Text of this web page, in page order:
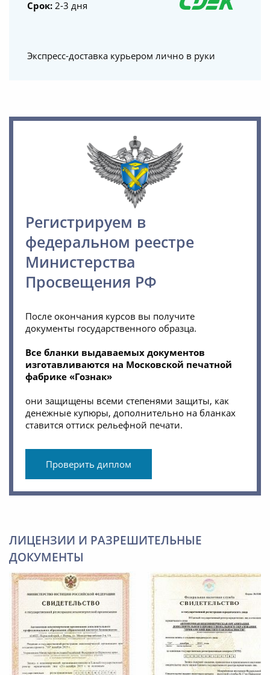
Срок: 2-3 дня
Экспресс-доставка курьером лично в руки
Регистрируем в
федеральном реестре
Министерства
Просвещения РФ
После окончания курсов вы получите
документы государственного образца.
Все бланки выдаваемых документов
изготавливаются на Московской печатной
фабрике «Гознак»
они защищены всеми степенями защиты, как
денежные купюры, дополнительно на бланках
ставится оттиск рельефной печати.
Проверить диплом
ЛИЦЕНЗИИ И РАЗРЕШИТЕЛЬНЫЕ
ДОКУМЕНТЫ